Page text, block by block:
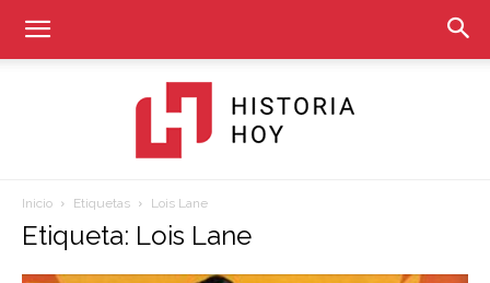
Inicio Etiquetas Lois Lane
Etiqueta: Lois Lane